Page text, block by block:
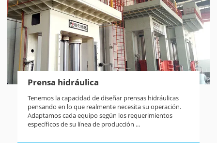
Prensa hidráulica
Tenemos la capacidad de diseñar prensas hidráulicas
pensando en lo que realmente necesita su operación.
Adaptamos cada equipo según los requerimientos
específicos de su línea de producción ...